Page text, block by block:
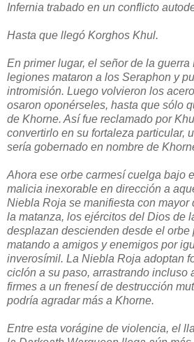
Infernia trabado en un conflicto
Hasta que llegó Korghos Khul.
En primer lugar, el señor de la
legiones mataron a los Seraphon y
intromisión. Luego volvieron los
osaron oponérseles, hasta que sólo
de Khorne. Así fue reclamado por
convertirlo en su fortaleza particular,
sería gobernado en nombre de
Ahora ese orbe carmesí cuelga bajo
malicia inexorable en dirección a
Niebla Roja se manifiesta con mayor
la matanza, los ejércitos del Dios de
desplazan descienden desde el orbe
matando a amigos y enemigos por
inverosímil. La Niebla Roja adoptan
ciclón a su paso, arrastrando incluso
firmes a un frenesí de destrucción
podría agradar más a Khorne.
Entre esta vorágine de violencia, el